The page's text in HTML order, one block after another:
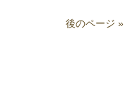
後のページ »